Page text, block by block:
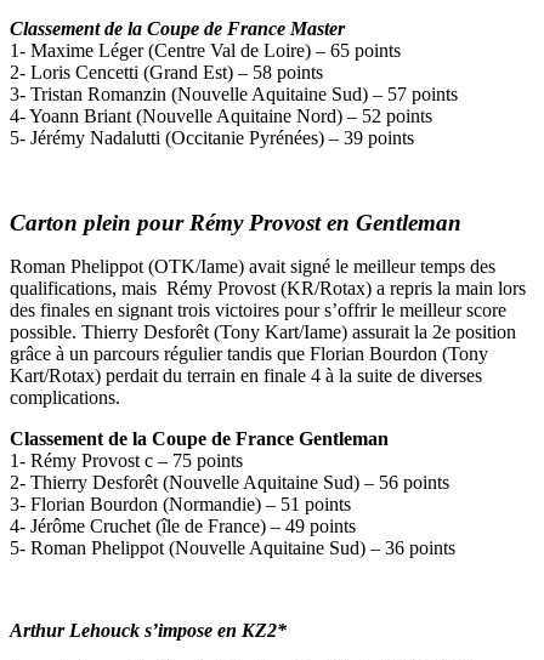
Classement de la Coupe de France Master
1- Maxime Léger (Centre Val de Loire) – 65 points
2- Loris Cencetti (Grand Est) – 58 points
3- Tristan Romanzin (Nouvelle Aquitaine Sud) – 57 points
4- Yoann Briant (Nouvelle Aquitaine Nord) – 52 points
5- Jérémy Nadalutti (Occitanie Pyrénées) – 39 points
Carton plein pour Rémy Provost en Gentleman
Roman Phelippot (OTK/Iame) avait signé le meilleur temps des
qualifications, mais Rémy Provost (KR/Rotax) a repris la main lors
des finales en signant trois victoires pour s’offrir le meilleur score
possible. Thierry Desforêt (Tony Kart/Iame) assurait la 2e position
grâce à un parcours régulier tandis que Florian Bourdon (Tony
Kart/Rotax) perdait du terrain en finale 4 à la suite de diverses
complications.
Classement de la Coupe de France Gentleman
1- Rémy Provost c – 75 points
2- Thierry Desforêt (Nouvelle Aquitaine Sud) – 56 points
3- Florian Bourdon (Normandie) – 51 points
4- Jérôme Cruchet (île de France) – 49 points
5- Roman Phelippot (Nouvelle Aquitaine Sud) – 36 points
Arthur Lehouck s’impose en KZ2*